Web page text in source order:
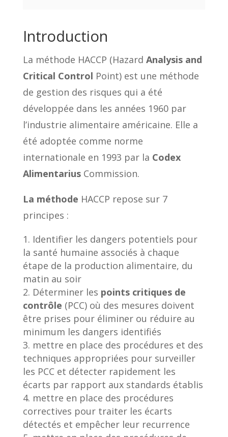
Introduction
La méthode HACCP (Hazard Analysis and
Critical Control Point) est une méthode
de gestion des risques qui a été
développée dans les années 1960 par
l’industrie alimentaire américaine. Elle a
été adoptée comme norme
internationale en 1993 par la Codex
AlimentariusCommission.
La méthode HACCP repose sur 7
principes :
Identifier les dangers potentiels pour
la santé humaine associés à chaque
étape de la production alimentaire, du
matin au soir
Déterminer les points critiques de
contrôle (PCC) où des mesures doivent
être prises pour éliminer ou réduire au
minimum les dangers identifiés
mettre en place des procédures et des
techniques appropriées pour surveiller
les PCC et détecter rapidement les
écarts par rapport aux standards établis
mettre en place des procédures
correctives pour traiter les écarts
détectés et empêcher leur recurrence